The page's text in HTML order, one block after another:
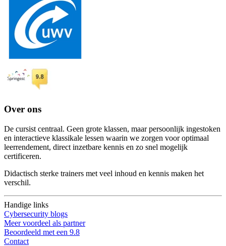
Over ons
De cursist centraal. Geen grote klassen, maar persoonlijk ingestoken
en interactieve klassikale lessen waarin we zorgen voor optimaal
leerrendement, direct inzetbare kennis en zo snel mogelijk
certificeren.
Didactisch sterke trainers met veel inhoud en kennis maken het
verschil.
Handige links
Cybersecurity blogs
Meer voordeel als partner
Beoordeeld met een 9.8
Contact